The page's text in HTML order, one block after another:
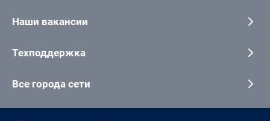
Наши вакансии
Техподдержка
Все города сети